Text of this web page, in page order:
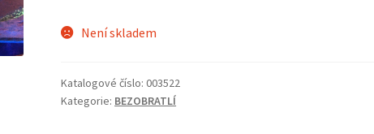
Není skladem
Katalogové číslo:003522
Kategorie: BEZOBRATLÍ